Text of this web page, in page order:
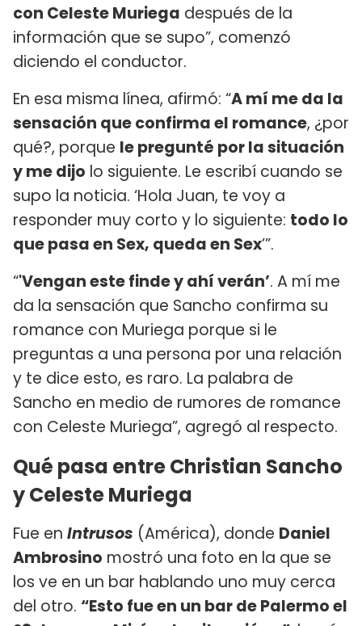
con Celeste Muriega después de la
información que se supo”, comenzó
diciendo el conductor.
En esa misma línea, afirmó: “A mí me da la
sensación que confirma el romance, ¿por
qué?, porque le pregunté por la situación
y me dijo lo siguiente. Le escribí cuando se
supo la noticia. ‘Hola Juan, te voy a
responder muy corto y lo siguiente: todo lo
que pasa en Sex, queda en Sex’”.
“'Vengan este finde y ahí verán’. A mí me
da la sensación que Sancho confirma su
romance con Muriega porque si le
preguntas a una persona por una relación
y te dice esto, es raro. La palabra de
Sancho en medio de rumores de romance
con Celeste Muriega”, agregó al respecto.
Qué pasa entre Christian Sancho
y Celeste Muriega
Fue en Intrusos (América), donde Daniel
Ambrosino mostró una foto en la que se
los ve en un bar hablando uno muy cerca
del otro. “Esto fue en un bar de Palermo el